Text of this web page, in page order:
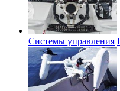
Системы управления